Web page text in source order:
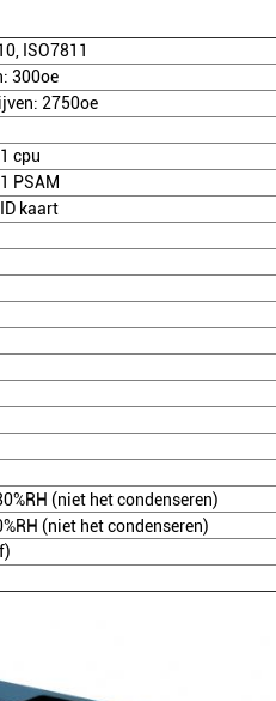
ISO7811
300oe
2750oe
cpu
PSAM
kaart
(niet het condenseren)
(niet het condenseren)